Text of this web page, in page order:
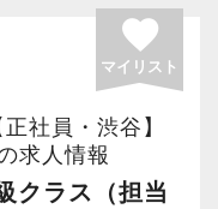
調整できます。
方を応援してお
休暇を取得した
で社員の増員を
分の好立地にあ
す。
として求めてい
favorite
マイリスト
社員・渋谷】
求人情報
クラス（担当